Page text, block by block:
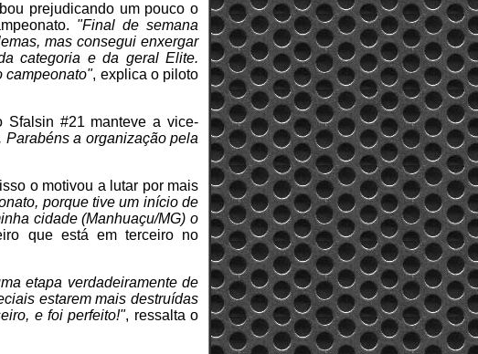
prejudicando um pouco o
"Final de semana
mas consegui enxergar
categoria e da geral Elite.
campeonato", explica o piloto
#21 manteve a vice-
a organização pela
o motivou a lutar por mais
porque tive um início de
cidade (Manhuaçu/MG) o
que está em terceiro no
etapa verdadeiramente de
estarem mais destruídas
e foi perfeito!", ressalta o